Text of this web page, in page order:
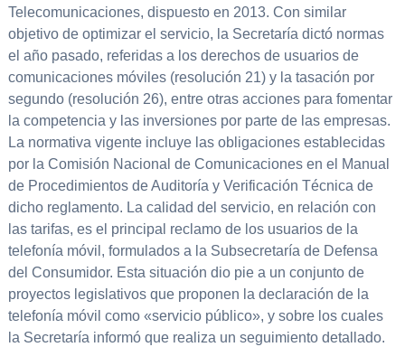
Telecomunicaciones, dispuesto en 2013. Con similar
objetivo de optimizar el servicio, la Secretaría dictó normas
el año pasado, referidas a los derechos de usuarios de
comunicaciones móviles (resolución 21) y la tasación por
segundo (resolución 26), entre otras acciones para fomentar
la competencia y las inversiones por parte de las empresas.
La normativa vigente incluye las obligaciones establecidas
por la Comisión Nacional de Comunicaciones en el Manual
de Procedimientos de Auditoría y Verificación Técnica de
dicho reglamento. La calidad del servicio, en relación con
las tarifas, es el principal reclamo de los usuarios de la
telefonía móvil, formulados a la Subsecretaría de Defensa
del Consumidor. Esta situación dio pie a un conjunto de
proyectos legislativos que proponen la declaración de la
telefonía móvil como «servicio público», y sobre los cuales
la Secretaría informó que realiza un seguimiento detallado.